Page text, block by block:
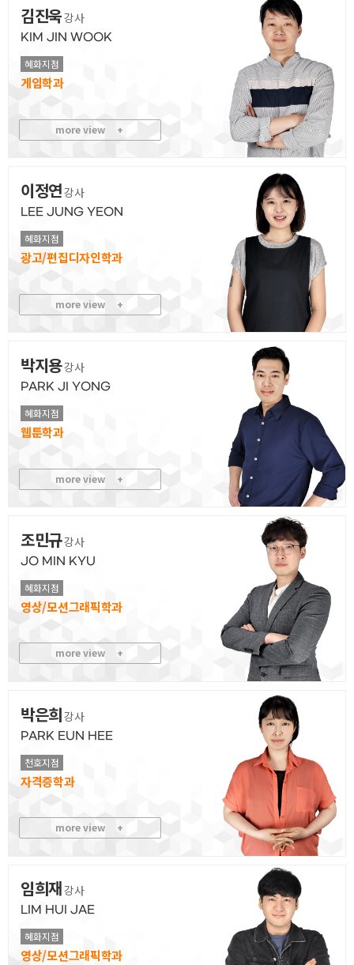
김진욱강사
KIM JIN WOOK
혜화지점
게임
more view +
이정연강사
LEE JUNG YEON
혜화지점
광고/편집디자인
more view +
박지용강사
PARK JI YONG
혜화지점
웹툰
more view +
조민규강사
JO MIN KYU
혜화지점
영상/모션그래픽
more view +
박은희강사
PARK EUN HEE
천호지점
자격증
more view +
임희재강사
LIM HUI JAE
혜화지점
영상/모션그래픽